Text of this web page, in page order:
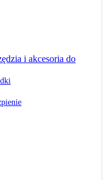
i akcesoria do